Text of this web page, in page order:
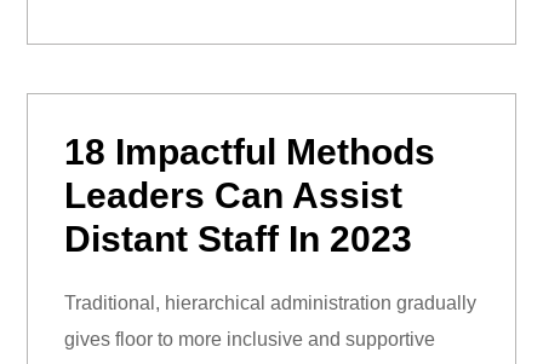
18 Impactful Methods
Leaders Can Assist
Distant Staff In 2023
Traditional, hierarchical administration gradually
gives floor to more inclusive and supportive